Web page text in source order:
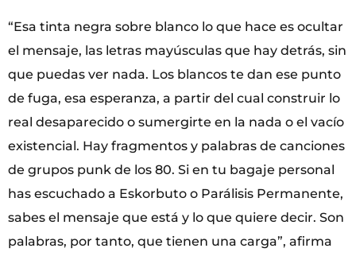
“Esa tinta negra sobre blanco lo que hace es ocultar
el mensaje, las letras mayúsculas que hay detrás, sin
que puedas ver nada. Los blancos te dan ese punto
de fuga, esa esperanza, a partir del cual construir lo
real desaparecido o sumergirte en la nada o el vacío
existencial. Hay fragmentos y palabras de canciones
de grupos punk de los 80. Si en tu bagaje personal
has escuchado a Eskorbuto o Parálisis Permanente,
sabes el mensaje que está y lo que quiere decir. Son
palabras, por tanto, que tienen una carga”, afirma